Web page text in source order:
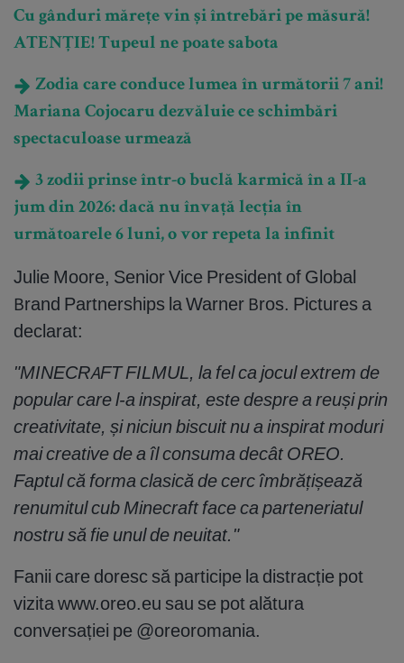
Cu gânduri mărețe vin și întrebări pe măsură!
ATENȚIE! Tupeul ne poate sabota
Zodia care conduce lumea în următorii 7 ani!
Mariana Cojocaru dezvăluie ce schimbări
spectaculoase urmează
3 zodii prinse într-o buclă karmică în a II-a
jum din 2026: dacă nu învață lecția în
următoarele 6 luni, o vor repeta la infinit
Julie Moore, Senior Vice President of Global
Brand Partnerships la Warner Bros. Pictures a
declarat:
"MINECRAFT FILMUL, la fel ca jocul extrem de
popular care l-a inspirat, este despre a reuși prin
creativitate, și niciun biscuit nu a inspirat moduri
mai creative de a îl consuma decât OREO.
Faptul că forma clasică de cerc îmbrățișează
renumitul cub Minecraft face ca parteneriatul
nostru să fie unul de neuitat."
Fanii care doresc să participe la distracție pot
vizita www.oreo.eu sau se pot alătura
conversației pe @oreoromania.